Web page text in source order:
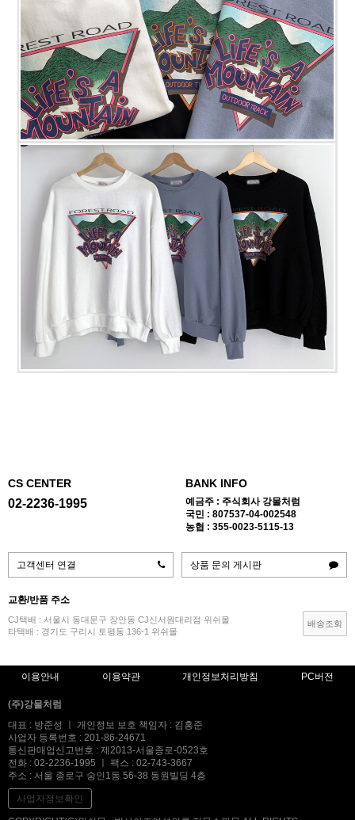
CS CENTER
02-2236-1995
BANK INFO
예금주 : 주식회사 강물처럼
국민 : 807537-04-002548
농협 : 355-0023-5115-13
고객센터 연결 상품 문의 게시판
교환/반품 주소
CJ택배 : 서울시 동대문구 장안동 CJ신서원대리점 위쉬몰
타택배 : 경기도 구리시 토평동 136-1 위쉬몰
배송조회
이용안내 이용약관 개인정보처리방침 PC버전
(주)강물처럼
대표 : 방준성 ㅣ 개인정보 보호 책임자 : 김홍준
사업자 등록번호 : 201-86-24671
통신판매업신고번호 : 제2013-서울종로-0523호
전화 : 02-2236-1995 ㅣ 팩스 : 02-743-3667
주소 : 서울 종로구 숭인1동 56-38 동원빌딩 4층
사업자정보확인